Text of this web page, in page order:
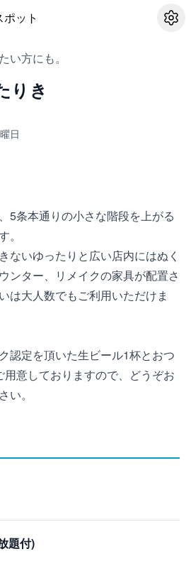
ポット 設定
い方にも。
りき
日
5条本通りの小さな階段を上がる
。
ないゆったりと広い店内にはぬく
ンター、リメイクの家具が配置さ
は大人数でもご利用いただけま
認定を頂いた生ビール1杯とおつ
用意しておりますので、どうぞお
い。
題付)